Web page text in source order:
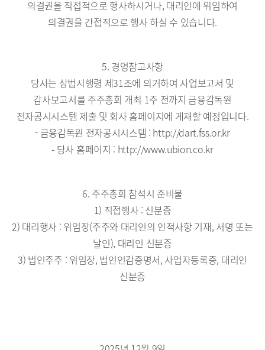
의결권을 직접적으로 행사하시거나, 대리인에 위임하여
의결권을 간접적으로 행사 하실 수 있습니다.
5. 경영참고사항
당사는 상법시행령 제31조에 의거하여 사업보고서 및
감사보고서를 주주총회 개최 1주 전까지 금융감독원
전자공시시스템 제출 및 회사 홈페이지에 게재할 예정입니다.
- 금융감독원 전자공시시스템 : http://dart.fss.or.kr
- 당사 홈페이지 : http://www.ubion.co.kr
6. 주주총회 참석시 준비물
1) 직접행사 : 신분증
2) 대리행사 : 위임장(주주와 대리인의 인적사항 기재, 서명 또는
날인), 대리인 신분증
3) 법인주주 : 위임장, 법인인감증명서, 사업자등록증, 대리인
신분증